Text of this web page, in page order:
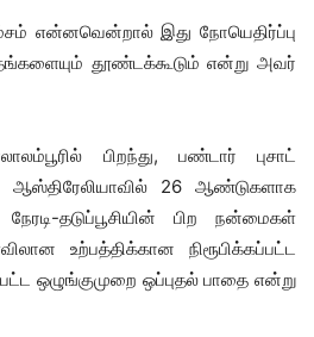
என்னவென்றால் இது நோயெதிர்ப்பு
தூண்டக்கூடும் என்று அவர்
பிறந்து, பண்டார் புசாட்
26 ஆண்டுகளாக
தடுப்பூசியின் பிற நன்மைகள்
உற்பத்திக்கான நிரூபிக்கப்பட்ட
ஒழுங்குமுறை ஒப்புதல் பாதை என்று